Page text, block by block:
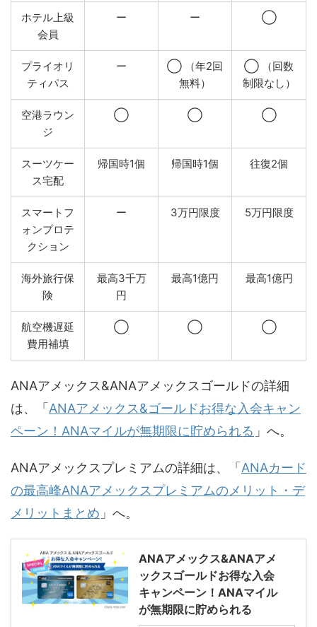
ホテル上級
会員
ー ー ◯
プライオリ
ティパス
ー
◯ （年2回
無料）
◯ （回数
制限なし）
空港ラウン
ジ
◯ ◯ ◯
スーツケー
ス宅配
帰国時1個 帰国時1個 往復2個
スマートフ
ォンプロテ
クション
ー 3万円限度 5万円限度
海外旅行保
険
最高3千万
円
最高1億円 最高1億円
航空機遅延
費用補填
◯ ◯ ◯
ANAアメックス&ANAアメックスゴールドの詳細
は、「ANAアメックス&ゴールドお得な入会キャン
ペーン！ANAマイルが無期限に貯められる 」へ。
ANAアメックスプレミアムの詳細は、「ANAカード
の最高峰ANAアメックスプレミアムのメリット・デ
メリットまとめ 」へ。
ANAアメックス&ANAアメ
ックスゴールドお得な入会
キャンペーン！ANAマイル
が無期限に貯められる